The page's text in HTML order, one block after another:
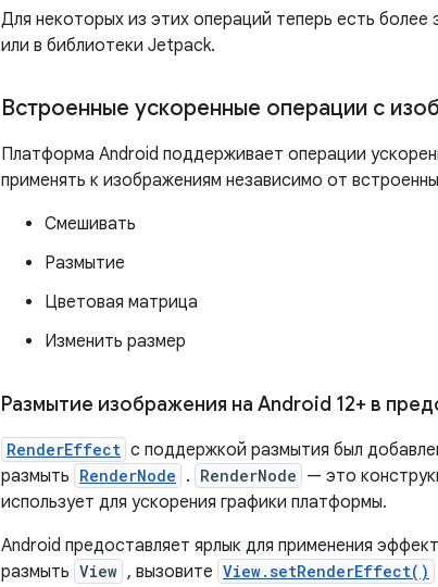
Для некоторых из этих операций теперь есть
или в библиотеки Jetpack.
Встроенные ускоренные операции с
Платформа Android поддерживает операции
применять к изображениям независимо от
Смешивать
Размытие
Цветовая матрица
Изменить размер
Размытие изображения на Android 12+ в
RenderEffect с поддержкой размытия был
размыть RenderNode . RenderNode — это
использует для ускорения графики платформы.
Android предоставляет ярлык для применения
размыть View , вызовите View.setRenderEffect()